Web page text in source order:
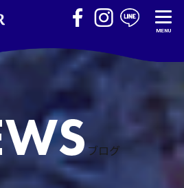
MENU
ブログ